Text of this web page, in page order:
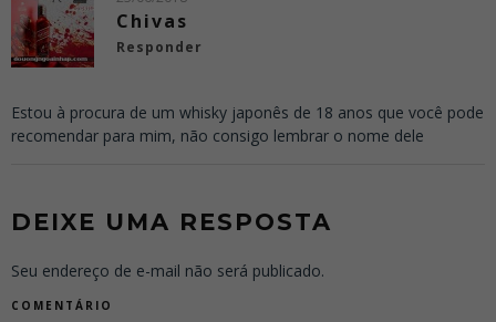
Chivas
Responder
Estou à procura de um whisky japonês de 18 anos que você pode
recomendar para mim, não consigo lembrar o nome dele
DEIXE UMA RESPOSTA
Seu endereço de e-mail não será publicado.
COMENTÁRIO